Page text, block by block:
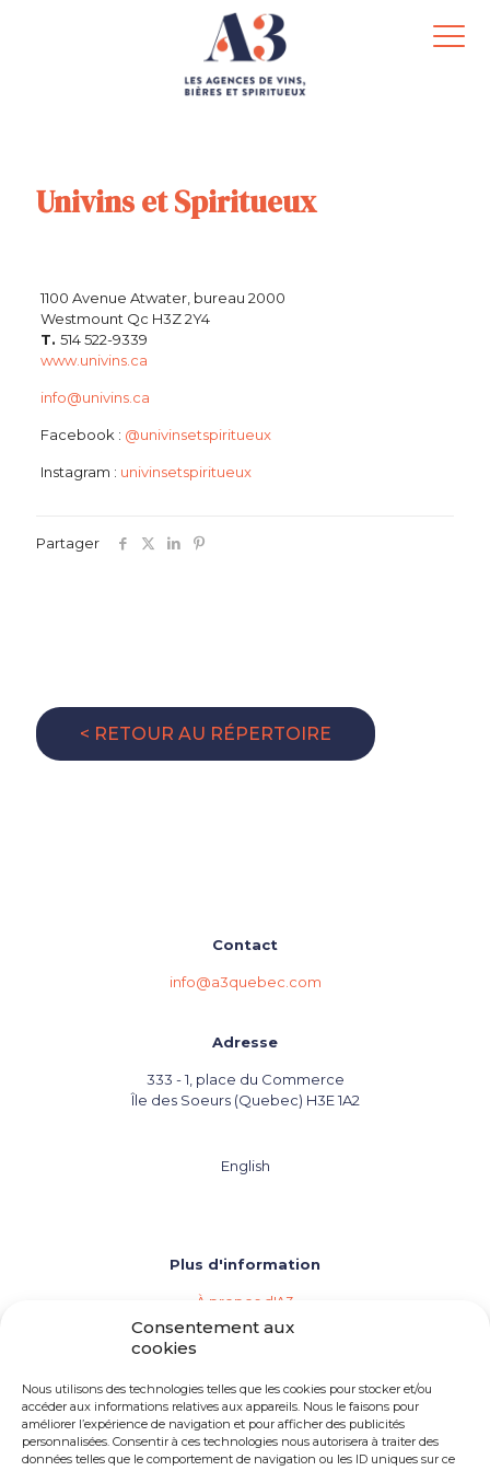
Consentement aux
cookies
Nous utilisons des technologies telles que les cookies pour stocker et/ou
accéder aux informations relatives aux appareils. Nous le faisons pour
améliorer l’expérience de navigation et pour afficher des publicités
personnalisées. Consentir à ces technologies nous autorisera à traiter des
données telles que le comportement de navigation ou les ID uniques sur ce
Univins et Spiritueux
1100 Avenue Atwater, bureau 2000
Westmount Qc H3Z 2Y4
T. 514 522-9339
www.univins.ca
info@univins.ca
Facebook : @univinsetspiritueux
Instagram : univinsetspiritueux
Partager
< RETOUR AU RÉPERTOIRE
Contact
info@a3quebec.com
Adresse
333 - 1, place du Commerce
Île des Soeurs (Quebec) H3E 1A2
English
Plus d'information
À propos d'A3
Les agences de vins, bières et spiritueux
Répertoire des membres d'A3
Importation privée
Devenir membre d'A3
Besoin d'une agence
Opportunités d'emploi